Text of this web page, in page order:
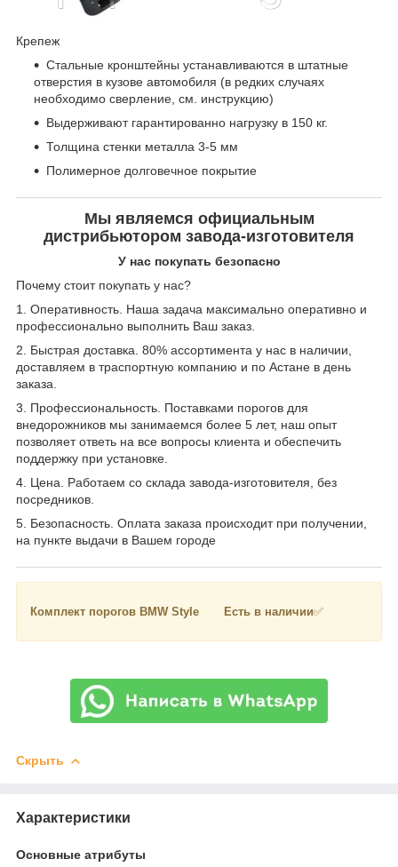
Крепеж
Стальные кронштейны устанавливаются в штатные
отверстия в кузове автомобиля (в редких случаях
необходимо сверление, см. инструкцию)
Выдерживают гарантированно нагрузку в 150 кг.
Толщина стенки металла 3-5 мм
Полимерное долговечное покрытие
Мы являемся официальным
дистрибьютором завода-изготовителя
У нас покупать безопасно
Почему стоит покупать у нас?
1. Оперативность. Наша задача максимально оперативно и
профессионально выполнить Ваш заказ.
2. Быстрая доставка. 80% ассортимента у нас в наличии,
доставляем в траспортную компанию и по Астане в день
заказа.
3. Профессиональность. Поставками порогов для
внедорожников мы занимаемся более 5 лет, наш опыт
позволяет ответь на все вопросы клиента и обеспечить
поддержку при установке.
4. Цена. Работаем со склада завода-изготовителя, без
посредников.
5. Безопасность. Оплата заказа происходит при получении,
на пункте выдачи в Вашем городе
Комплект порогов BMW Style Есть в наличии✅
Скрыть
Характеристики
Основные атрибуты